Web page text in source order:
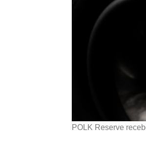
POLK Reserve